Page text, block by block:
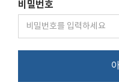
비밀번호